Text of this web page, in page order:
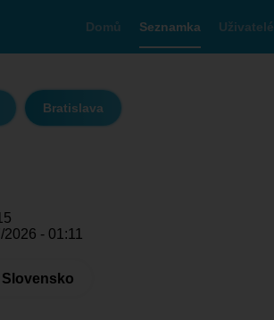
Domů Seznamka Uživatelé
Bratislava
- 01:11